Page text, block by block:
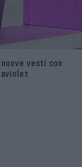
vesti con